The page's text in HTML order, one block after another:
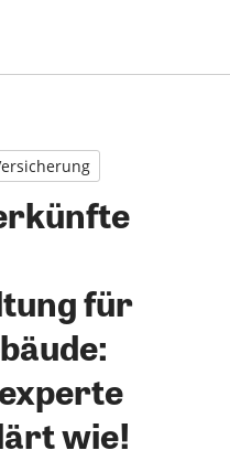
für
wie!